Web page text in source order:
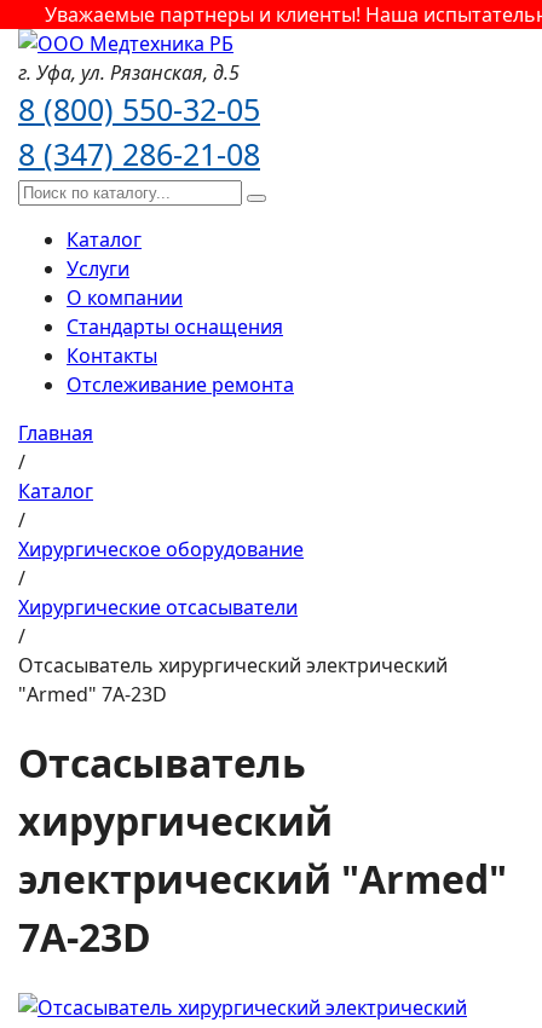
Уважаемые партнеры и клиенты! Наша
г. Уфа, ул. Рязанская, д.5
8 (800) 550-32-05
8 (347) 286-21-08
Каталог
Услуги
О компании
Стандарты оснащения
Контакты
Отслеживание ремонта
Главная
/
Каталог
/
Хирургическое оборудование
/
Хирургические отсасыватели
/
Отсасыватель хирургический электрический
"Armed" 7А-23D
Отсасыватель
хирургический
электрический "Armed"
7А-23D